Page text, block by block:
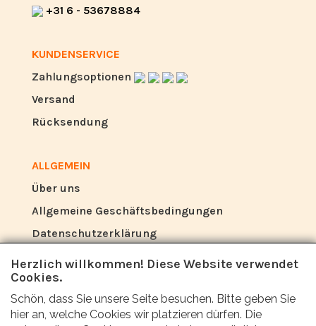
+31 6 - 53678884
KUNDENSERVICE
Zahlungsoptionen
Versand
Rücksendung
ALLGEMEIN
Über uns
Allgemeine Geschäftsbedingungen
Datenschutzerklärung
BEWERTUNG
Was sagen andere über uns?
Herzlich willkommen! Diese Website verwendet
Cookies.
Schön, dass Sie unsere Seite besuchen. Bitte geben Sie
hier an, welche Cookies wir platzieren dürfen. Die